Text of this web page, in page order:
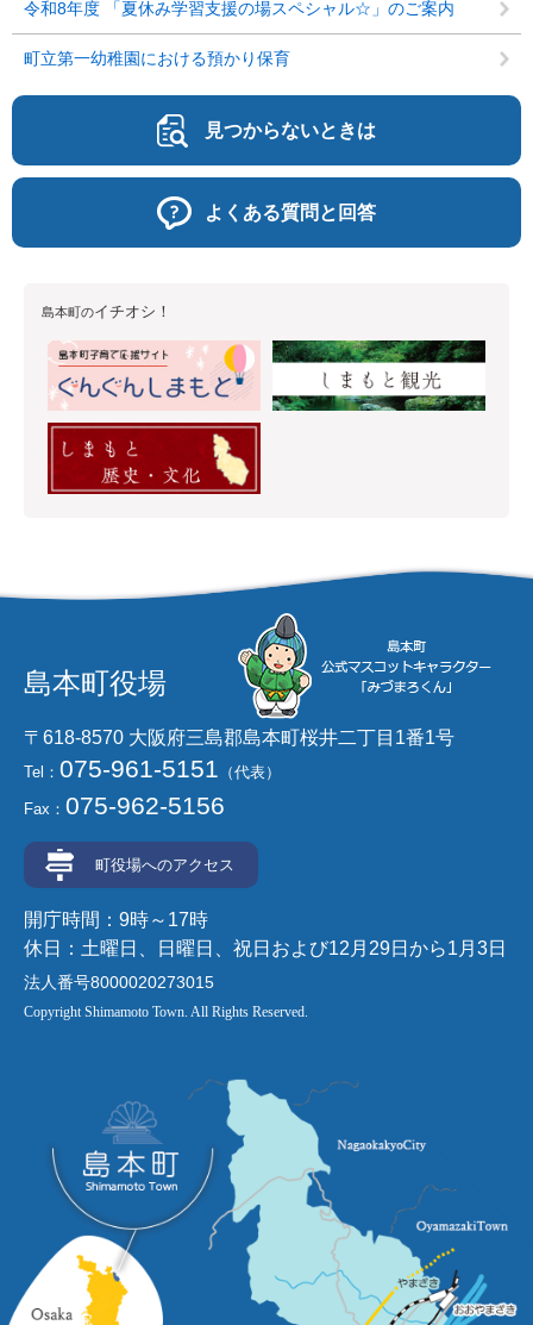
令和8年度 「夏休み学習支援の場スペシャル☆」のご案内
町立第一幼稚園における預かり保育
見つからないときは
よくある質問と回答
島本町のイチオシ！
島本町役場
〒618-8570 大阪府三島郡島本町桜井二丁目1番1号
Tel： 075-961-5151 （代表）
Fax： 075-962-5156
町役場へのアクセス
開庁時間：9時～17時
休日：土曜日、日曜日、祝日および12月29日から1月3日
法人番号8000020273015
Copyright Shimamoto Town. All Rights Reserved.